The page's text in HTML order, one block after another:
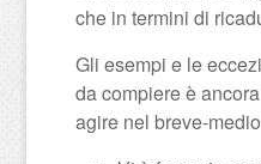
che in termini di
Gli esempi e le
da compiere è
agire nel breve-